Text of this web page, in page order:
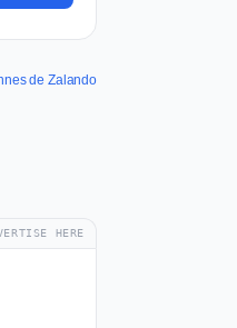
de Zalando
HERE